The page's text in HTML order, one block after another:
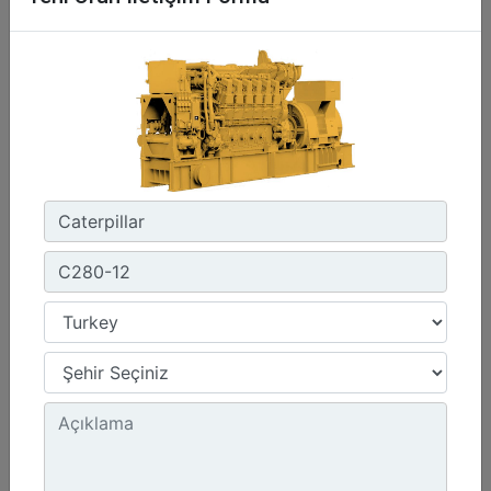
Emissions :
IMO II, IMO III/EPA Tier 4
Detay Teklif Al